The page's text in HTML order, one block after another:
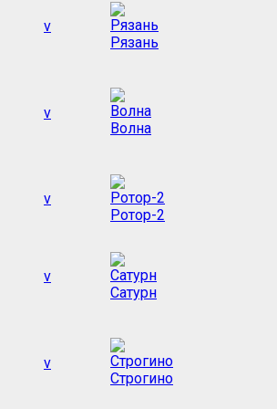
v
Рязань
v
Волна
v
Ротор-2
v
Сатурн
v
Строгино